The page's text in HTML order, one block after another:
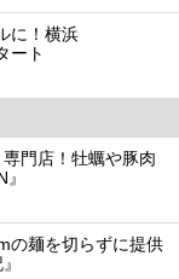
に！横浜
ート
門店！牡蠣や豚肉
の麺を切らずに提供